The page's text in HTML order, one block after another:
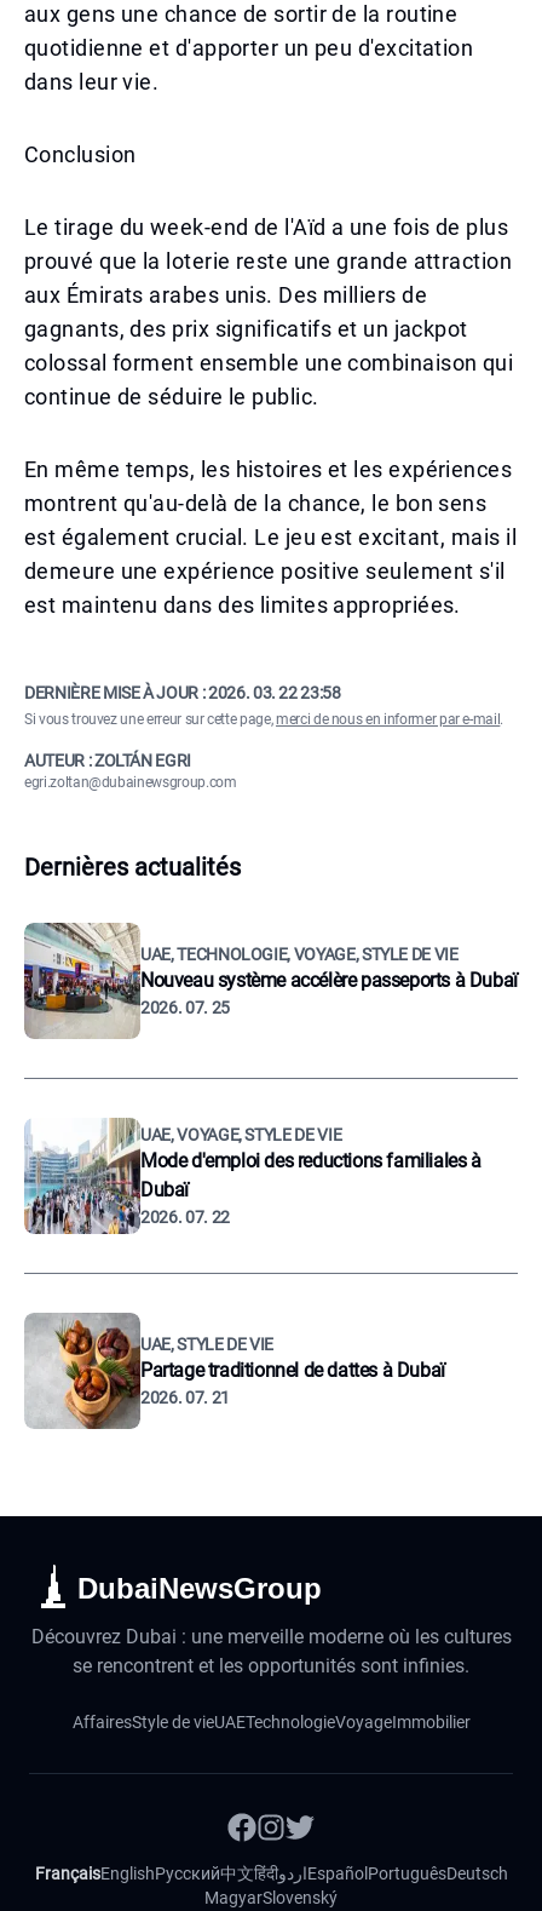
aux gens une chance de sortir de la routine
quotidienne et d'apporter un peu d'excitation
dans leur vie.
Conclusion
Le tirage du week-end de l'Aïd a une fois de plus
prouvé que la loterie reste une grande attraction
aux Émirats arabes unis. Des milliers de
gagnants, des prix significatifs et un jackpot
colossal forment ensemble une combinaison qui
continue de séduire le public.
En même temps, les histoires et les expériences
montrent qu'au-delà de la chance, le bon sens
est également crucial. Le jeu est excitant, mais il
demeure une expérience positive seulement s'il
est maintenu dans des limites appropriées.
DERNIÈRE MISE À JOUR :2026. 03. 22 23:58
Si vous trouvez une erreur sur cette page,merci de nous en informer par e-mail .
AUTEUR : ZOLTÁN EGRI
egri.zoltan@dubainewsgroup.com
Dernières actualités
UAE, TECHNOLOGIE, VOYAGE, STYLE DE VIE
Nouveau système accélère passeports à Dubaï
2026. 07. 25
UAE, VOYAGE, STYLE DE VIE
Mode d'emploi des reductions familiales à
Dubaï
2026. 07. 22
UAE, STYLE DE VIE
Partage traditionnel de dattes à Dubaï
2026. 07. 21
DubaiNewsGroup
Découvrez Dubai : une merveille moderne où les cultures
se rencontrent et les opportunités sont infinies.
AffairesStyle de vieUAETechnologieVoyageImmobilier
FrançaisEnglishРусский中文हिंदीاردوEspañol PortuguêsDeutsch
MagyarSlovenský